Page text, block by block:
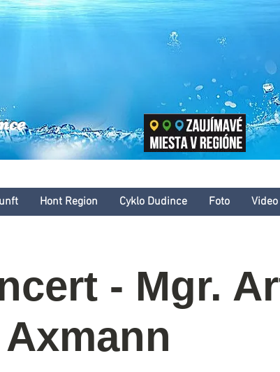
leto
Hont Region Cyklo Dudince Foto Video
- Mgr.